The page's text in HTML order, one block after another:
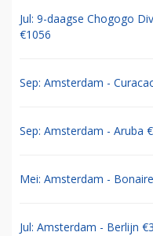
Jul: 9-daagse Chogogo
€1056
Sep: Amsterdam -
Sep: Amsterdam - Aruba
Mei: Amsterdam -
Jul: Amsterdam - Berlijn